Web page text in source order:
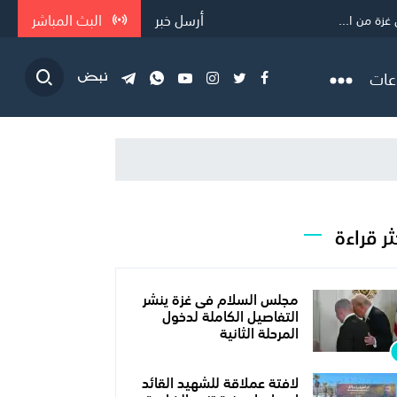
سلاح المقا...
غزة من ا... أرسل خبر البث المباشر
قراءة
مجلس السلام فى غزة ينشر
التفاصيل الكاملة لدخول
المرحلة الثانية
لافتة عملاقة للشهيد القائد